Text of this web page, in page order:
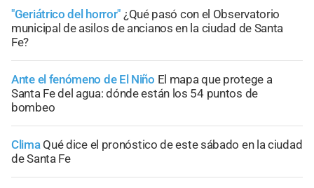
"Geriátrico del horror" ¿Qué pasó con el Observatorio
municipal de asilos de ancianos en la ciudad de Santa
Fe?
Ante el fenómeno de El Niño El mapa que protege a
Santa Fe del agua: dónde están los 54 puntos de
bombeo
Clima Qué dice el pronóstico de este sábado en la ciudad
de Santa Fe